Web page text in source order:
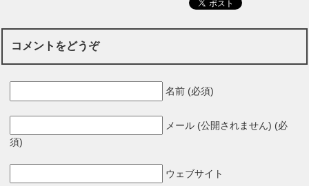
コメントをどうぞ
名前 (必須)
メール (公開されません) (必
須)
ウェブサイト